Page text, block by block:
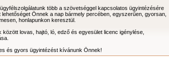
több a szövetséggel kapcsolatos ügyintézésére
lehetőséget Önnek a nap bármely percében, egyszerűen, gyorsan,
honlapunkon keresztül.
között lovas, hajtó, ló, edző és egyesület licenc igénylése,
és gyors ügyintézést kívánunk Önnek!